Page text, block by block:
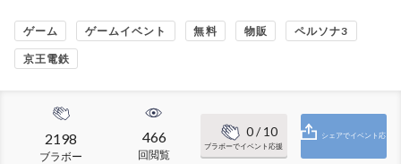
ゲーム ゲームイベント 無料 物販 ペルソナ3
京王電鉄
2198
ブラボー
466
回閲覧
0/ 10
ブラボーでイベント応援
シェアでイベント応